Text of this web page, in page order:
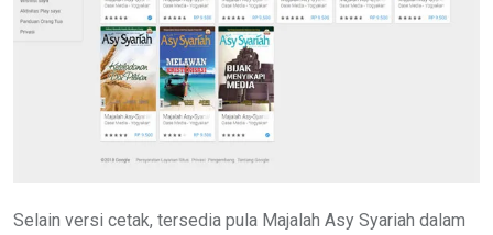
Selain versi cetak, tersedia pula Majalah Asy Syariah dalam